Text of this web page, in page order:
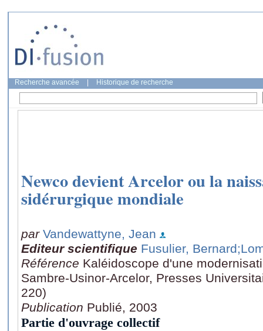
Recherche avancée Historique de recherche
Newco devient Arcelor ou la
sidérurgique mondiale
par Vandewattyne, Jean
Editeur scientifique Fusulier, Bernard
Référence Kaléidoscope d'une
Sambre-Usinor-Arcelor, Presses
220)
Publication Publié, 2003
Partie d'ouvrage collectif